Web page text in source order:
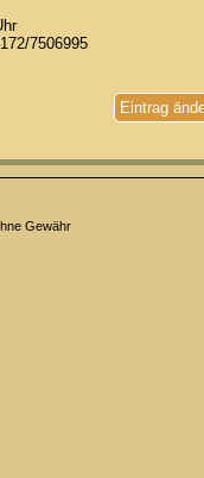
7506995
Eintrag
Gewähr